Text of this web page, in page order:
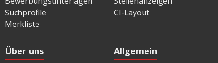
Suchprofile
Merkliste
CI-Layout
Über uns Allgemein